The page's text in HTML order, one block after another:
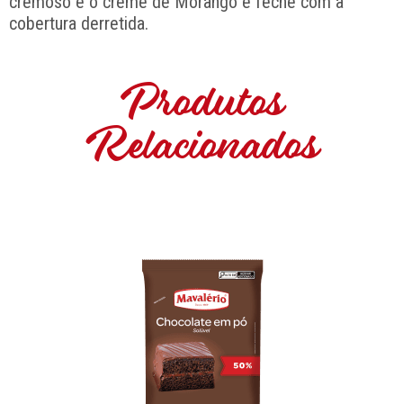
cobertura derretida.
Produtos
Relacionados